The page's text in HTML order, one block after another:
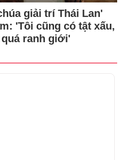
giải trí Thái Lan'
'Tôi cũng có tật xấu,
ranh giới'